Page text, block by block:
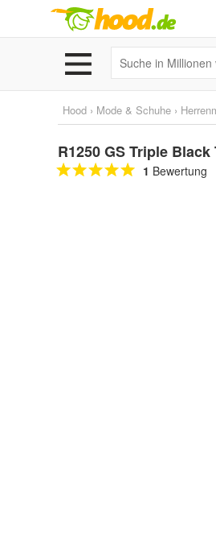
Hood › Mode & Schuhe ›
R1250 GS Triple
1 Bewertung